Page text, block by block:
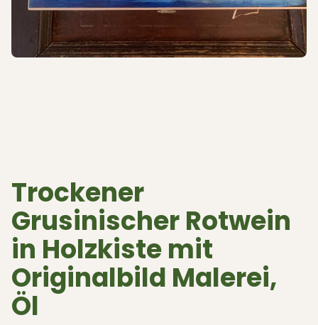
Trockener
Grusinischer Rotwein
in Holzkiste mit
Originalbild Malerei,
Öl